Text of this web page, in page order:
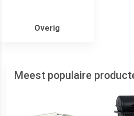
Overig
Meest populaire